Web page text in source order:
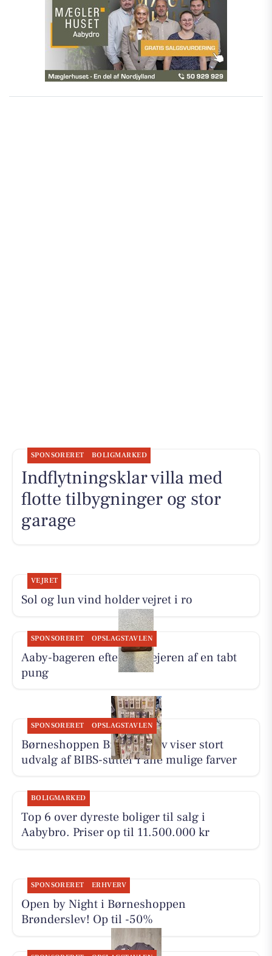
SPONSORERET BOLIGMARKED
Indflytningsklar villa med
flotte tilbygninger og stor
garage
VEJRET
Sol og lun vind holder vejret i ro
SPONSORERET OPSLAGSTAVLEN
Aaby-bageren efterlyser ejeren af en tabt
pung
SPONSORERET OPSLAGSTAVLEN
Børneshoppen Brønderslev viser stort
udvalg af BIBS-sutter i alle mulige farver
BOLIGMARKED
Top 6 over dyreste boliger til salg i
Aabybro. Priser op til 11.500.000 kr
SPONSORERET ERHVERV
Open by Night i Børneshoppen
Brønderslev! Op til -50%